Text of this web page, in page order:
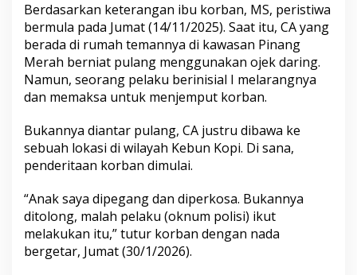
Berdasarkan keterangan ibu korban, MS, peristiwa
bermula pada Jumat (14/11/2025). Saat itu, CA yang
berada di rumah temannya di kawasan Pinang
Merah berniat pulang menggunakan ojek daring.
Namun, seorang pelaku berinisial I melarangnya
dan memaksa untuk menjemput korban.
Bukannya diantar pulang, CA justru dibawa ke
sebuah lokasi di wilayah Kebun Kopi. Di sana,
penderitaan korban dimulai.
“Anak saya dipegang dan diperkosa. Bukannya
ditolong, malah pelaku (oknum polisi) ikut
melakukan itu,” tutur korban dengan nada
bergetar, Jumat (30/1/2026).